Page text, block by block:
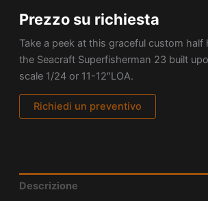
Prezzo su richiesta
Take a peek at this graceful custom half
the Seacraft Superfisherman 23 built
scale 1/24 or 11-12″LOA.
Richiedi un preventivo
Descrizione